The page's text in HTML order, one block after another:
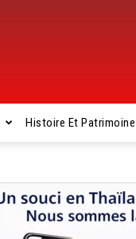
Histoire Et Patrimoine